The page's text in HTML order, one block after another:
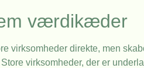
værdikæder
virksomheder direkte, men
virksomheder, der er